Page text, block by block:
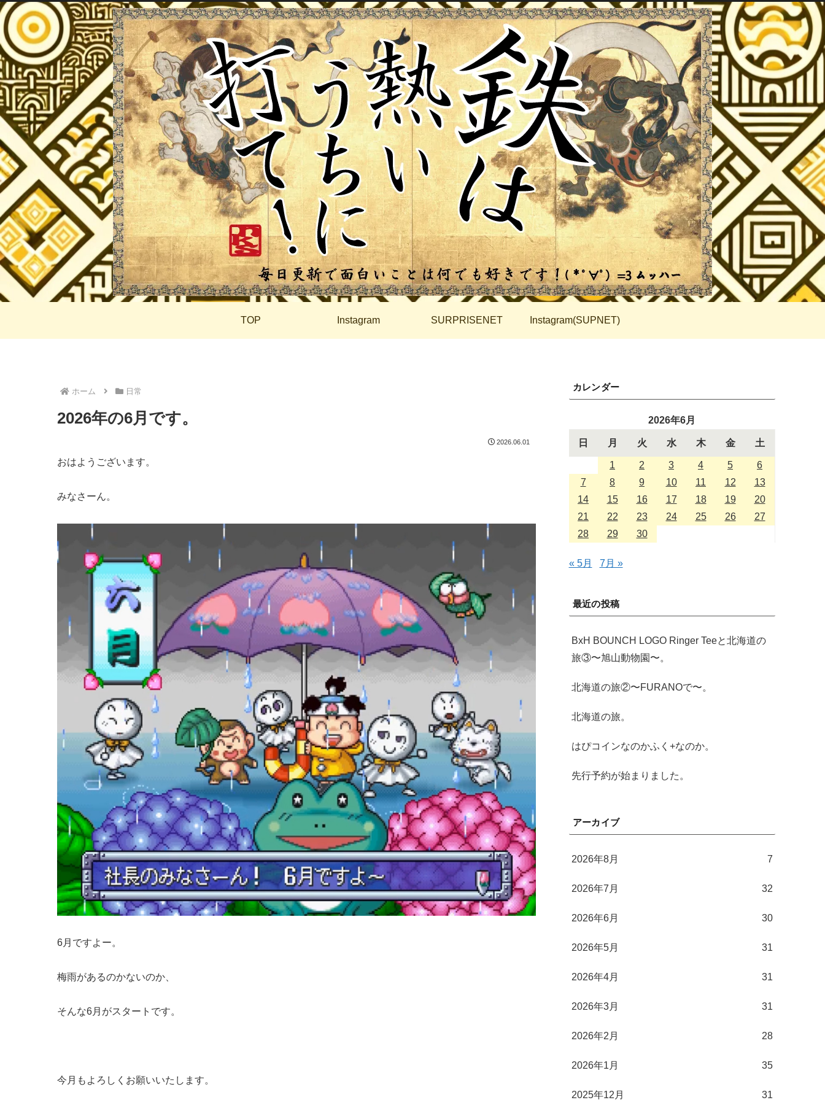
TOP Instagram SURPRISENET Instagram(SUPNET)
ホーム 日常
2026年の6月です。
2026.06.01
おはようございます。
みなさーん。
6月ですよー。
梅雨があるのかないのか、
そんな6月がスタートです。
今月もよろしくお願いいたします。
カレンダー
2026年6月
日 月 火 水 木 金 土
1 2 3 4 5
6
7
8 9 10 11 12
13
14
15 16 17 18 19
20
21
22 23 24 25 26
27
28
29 30
« 5月 7月 »
最近の投稿
BxH BOUNCH LOGO Ringer Teeと北海道の
旅③〜旭山動物園〜。
北海道の旅②〜FURANOで〜。
北海道の旅。
はぴコインなのかふく+なのか。
先行予約が始まりました。
アーカイブ
2026年8月 7
2026年7月 32
2026年6月 30
2026年5月 31
2026年4月 31
2026年3月 31
2026年2月 28
2026年1月 35
2025年12月 31